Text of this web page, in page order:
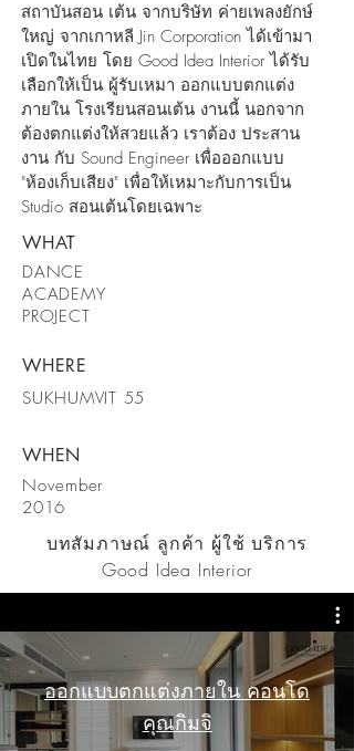
สถาบันสอน เต้น จากบริษัท ค่ายเพลงยักษ์
ใหญ่ จากเกาหลี Jin Corporation ได้เข้ามา
เปิดในไทย โดย Good Idea Interior ได้รับ
เลือกให้เป็น ผู้รับเหมา ออกแบบตกแต่ง
ภายใน โรงเรียนสอนเต้น งานนี้ นอกจาก
ต้องตกแต่งให้สวยแล้ว เราต้อง ประสาน
งาน กับ Sound Engineer เพื่อออกแบบ
"ห้องเก็บเสียง" เพื่อให้เหมาะกับการเป็น
Studio สอนเต้นโดยเฉพาะ
WHAT
DANCE
ACADEMY
PROJECT
WHERE
SUKHUMVIT 55
WHEN
​November
2016
บทสัมภาษณ์ ลูกค้า ผู้ใช้ บริการ
Good Idea Interior
ออกแบบตกแต่งภายใน คอนโด
คุณกิมจิ